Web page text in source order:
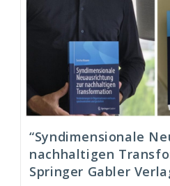
“Syndimensionale
nachhaltigen
Springer Gabler